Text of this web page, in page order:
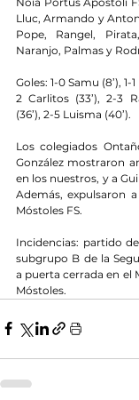
Lluc, Armando y
Pope, Rangel,
Naranjo, Palmas y
Goles: 1-0 Samu (8’), 1-
2 Carlitos (33’), 2-3
(36’), 2-5 Luisma (40’).
Los colegiados
González mostraron
en los nuestros, y a
Además, expulsaron
Móstoles FS.
Incidencias: partido
subgrupo B de la
a puerta cerrada en el
Móstoles.